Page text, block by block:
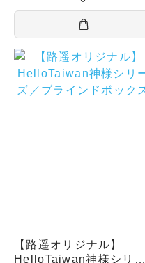
【路遥オリジナル】
HelloTaiwan神様シリー